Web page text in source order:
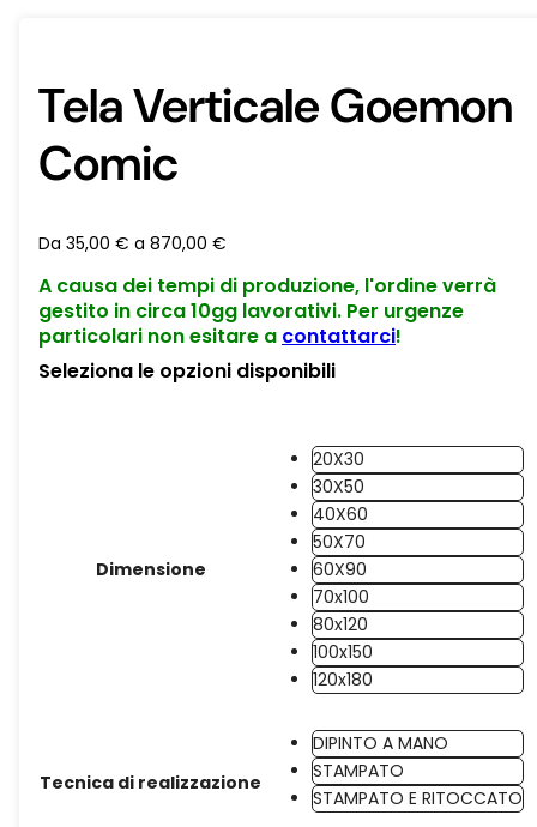
Tela Verticale Goemon
Comic
Da 35,00 € a 870,00 €
A causa dei tempi di produzione, l'ordine verrà
gestito in circa 10gg lavorativi. Per urgenze
particolari non esitare a contattarci!
Seleziona le opzioni disponibili
Dimensione
20X30
30X50
40X60
50X70
60X90
70x100
80x120
100x150
120x180
Tecnica di realizzazione
DIPINTO A MANO
STAMPATO
STAMPATO E RITOCCATO